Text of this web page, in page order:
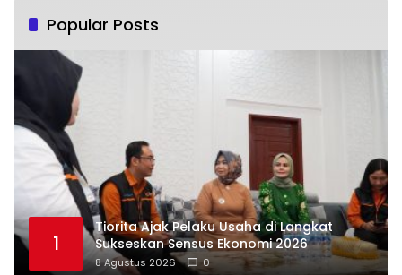
Popular Posts
1
Tiorita Ajak Pelaku Usaha di Langkat
Sukseskan Sensus Ekonomi 2026
8 Agustus 2026 0